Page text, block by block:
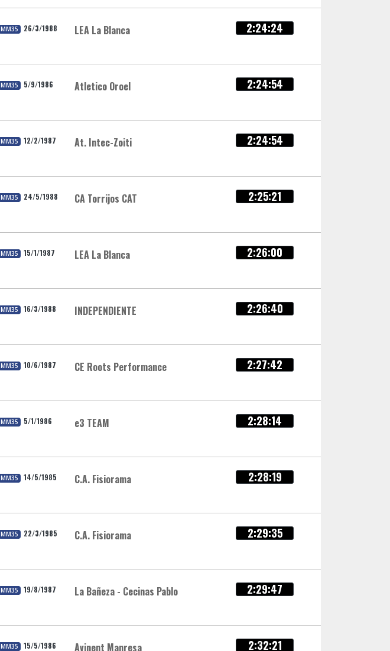
MM35 26/3/1988 LEA La Blanca 2:24:24
MM35 5/9/1986 Atletico Oroel 2:24:54
MM35 12/2/1987 At. Intec-Zoiti 2:24:54
MM35 24/5/1988 CA Torrijos CAT 2:25:21
MM35 15/1/1987 LEA La Blanca 2:26:00
MM35 16/3/1988 INDEPENDIENTE 2:26:40
MM35 10/6/1987 CE Roots Performance 2:27:42
MM35 5/1/1986 e3 TEAM 2:28:14
MM35 14/5/1985 C.A. Fisiorama 2:28:19
MM35 22/3/1985 C.A. Fisiorama 2:29:35
MM35 19/8/1987 La Bañeza - Cecinas Pablo 2:29:47
MM35 15/5/1986 Avinent Manresa 2:32:21